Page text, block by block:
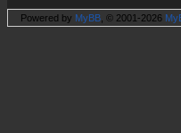
Powered by MyBB , © 2001-2026